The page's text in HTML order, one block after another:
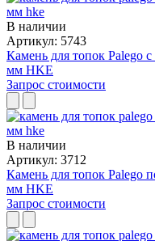
В наличии
Артикул: 5743
Камень для топок Palego
мм HKE
Запрос стоимости
В наличии
Артикул: 3712
Камень для топок Palego
мм HKE
Запрос стоимости